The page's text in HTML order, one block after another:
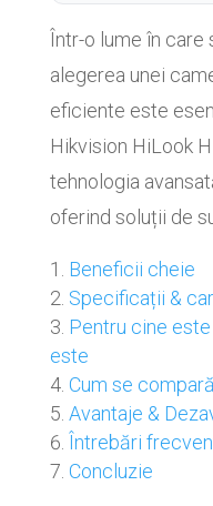
Într-o lume în care
alegerea unei
eficiente este
Hikvision HiLook
tehnologia
oferind soluții de
Beneficii cheie
Specificații &
Pentru cine
este
Cum se
Avantaje &
Întrebări
Concluzie